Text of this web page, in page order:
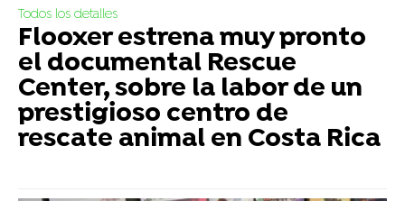
Todos los detalles
Flooxer estrena muy pronto
el documental Rescue
Center, sobre la labor de un
prestigioso centro de
rescate animal en Costa Rica